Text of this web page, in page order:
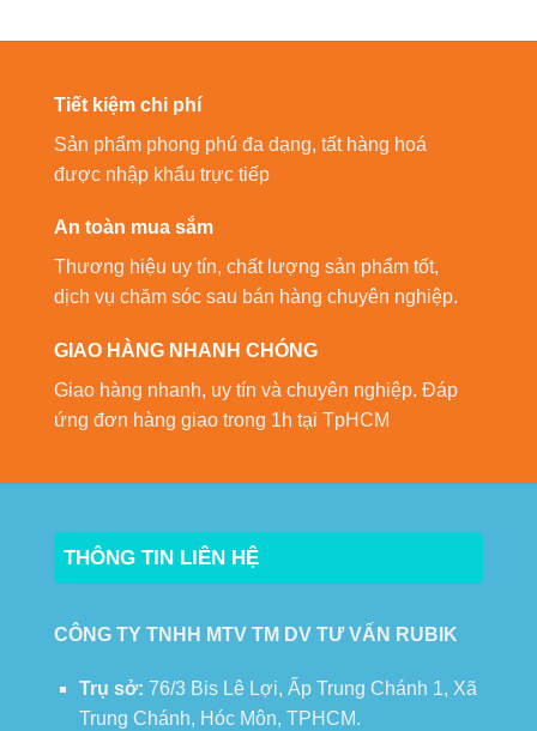
Tiết kiệm chi phí
Sản phẩm phong phú đa dạng, tất hàng hoá
được nhập khẩu trực tiếp
An toàn mua sắm
Thương hiệu uy tín, chất lượng sản phẩm tốt,
dịch vụ chăm sóc sau bán hàng chuyên nghiệp.
GIAO HÀNG NHANH CHÓNG
Giao hàng nhanh, uy tín và chuyên nghiệp. Đáp
ứng đơn hàng giao trong 1h tại TpHCM
THÔNG TIN LIÊN HỆ
CÔNG TY TNHH MTV TM DV TƯ VẤN RUBIK
Trụ sở: 76/3 Bis Lê Lợi, Ấp Trung Chánh 1, Xã
Trung Chánh, Hóc Môn, TPHCM.